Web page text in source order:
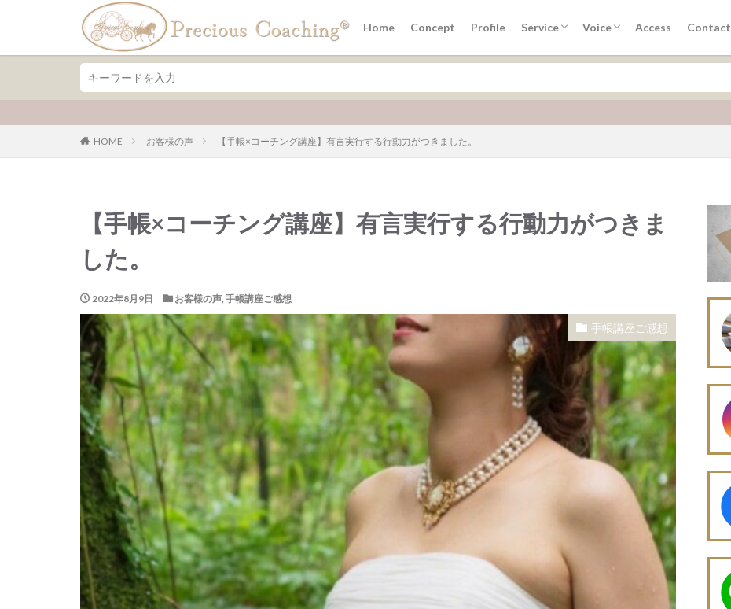
Home Concept Profile Service
アドバイザー養成講座
手帳×コーチングPCD３カ月講座
トラストコーチングTCS講座
プレシャスセッション
Voice
TCS講座お客様の声
手帳講座ご感想
30分セッションご感想
Access Contact
HOME お客様の声 【手帳×コーチング講座】有言実行する行動力がつきました。
【手帳×コーチング講座】有言実行する行動力がつきま
した。
2022年8月9日 お客様の声, 手帳講座ご感想
手帳講座ご感想
カテゴリー